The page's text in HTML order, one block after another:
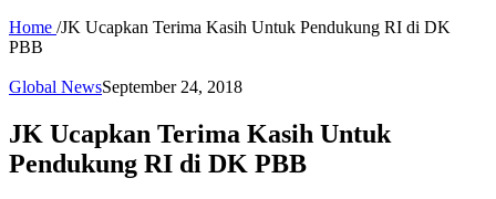
Home /JK Ucapkan Terima Kasih Untuk Pendukung RI di DK
PBB
Global NewsSeptember 24, 2018
JK Ucapkan Terima Kasih Untuk
Pendukung RI di DK PBB